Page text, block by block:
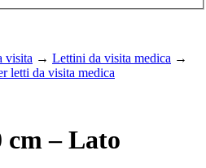
visita → Lettini da visita medica →
letti da visita medica
cm – Lato